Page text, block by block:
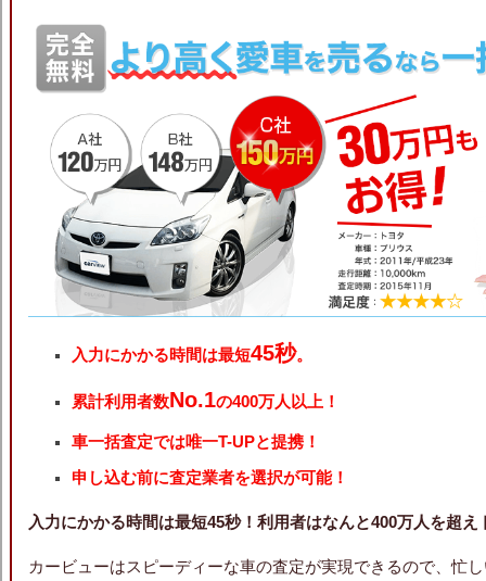
入力にかかる時間は最短45秒。
累計利用者数No.1の400万人以上！
車一括査定では唯一T-UPと提携！
申し込む前に査定業者を選択が可能！
入力にかかる時間は最短45秒！利用者はなんと400万人を超
カービューはスピーディーな車の査定が実現できるので、忙